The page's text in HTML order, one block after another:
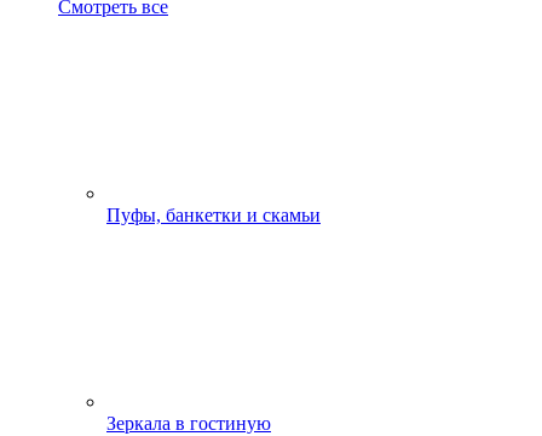
Смотреть все
Пуфы, банкетки и скамьи
Зеркала в гостиную